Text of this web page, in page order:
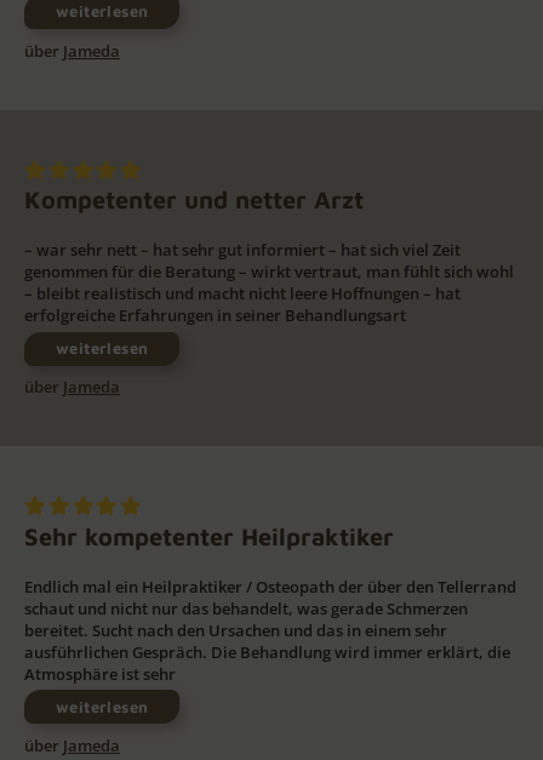
weiterlesen
über Jameda
Kompetenter und netter Arzt
– war sehr nett – hat sehr gut informiert – hat sich viel Zeit
genommen für die Beratung – wirkt vertraut, man fühlt sich wohl
– bleibt realistisch und macht nicht leere Hoffnungen – hat
erfolgreiche Erfahrungen in seiner Behandlungsart
weiterlesen
über Jameda
Sehr kompetenter Heilpraktiker
Endlich mal ein Heilpraktiker / Osteopath der über den Tellerrand
schaut und nicht nur das behandelt, was gerade Schmerzen
bereitet. Sucht nach den Ursachen und das in einem sehr
ausführlichen Gespräch. Die Behandlung wird immer erklärt, die
Atmosphäre ist sehr
weiterlesen
über Jameda